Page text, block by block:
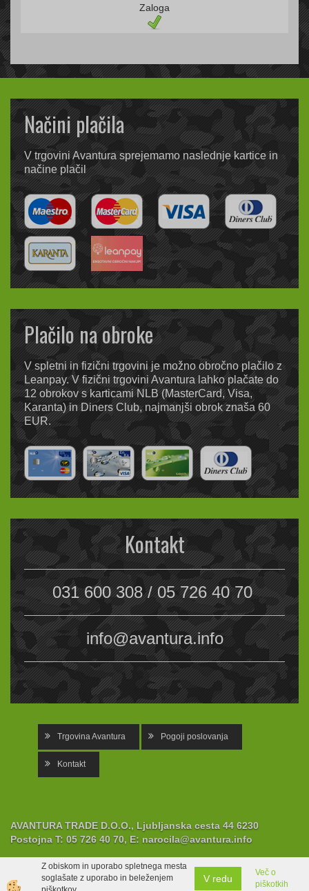
Zaloga
Načini plačila
V trgovini Avantura sprejemamo naslednje kartice in
načine plačil
Plačilo na obroke
V spletni in fizični trgovini je možno obročno plačilo z
Leanpay. V fizični trgovini Avantura lahko plačate do
12 obrokov s karticami NLB (MasterCard, Visa,
Karanta) in Diners Club, najmanjši obrok znaša 60
EUR.
Kontakt
031 600 308 / 05 726 40 70
info@avantura.info
Trgovina Avantura Pogoji poslovanja
Kontakt
AVANTURA TRADE D.O.O., Ljubljanska cesta 44 6230
Postojna T: 05 726 40 70, E: narocila@avantura.info
Izdelava spletne trgovine
Z obiskom in uporabo spletnega mesta
soglašate z uporabo in beleženjem
V redu
Več o
piškotkih